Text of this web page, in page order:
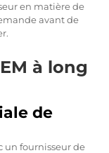
en matière de
avant de
à long
de
un fournisseur de